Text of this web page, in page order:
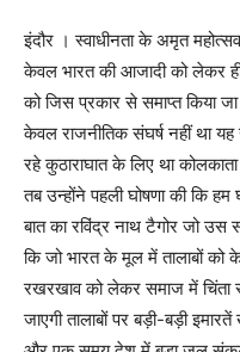
इंदौर । स्वाधीनता के अमृत
केवल भारत की आजादी को लेकर
को जिस प्रकार से समाप्त किया
केवल राजनीतिक संघर्ष नहीं था यह
रहे कुठाराघात के लिए था
तब उन्होंने पहली घोषणा की कि
बात का रविंद्र नाथ टैगोर जो उस
कि जो भारत के मूल में तालाबों
रखरखाव को लेकर समाज में चिंता
जाएगी तालाबों पर बड़ी-बड़ी